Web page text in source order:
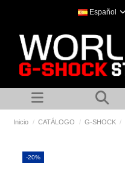
Español
Inicio CATÁLOGO G-SHOCK
-20%